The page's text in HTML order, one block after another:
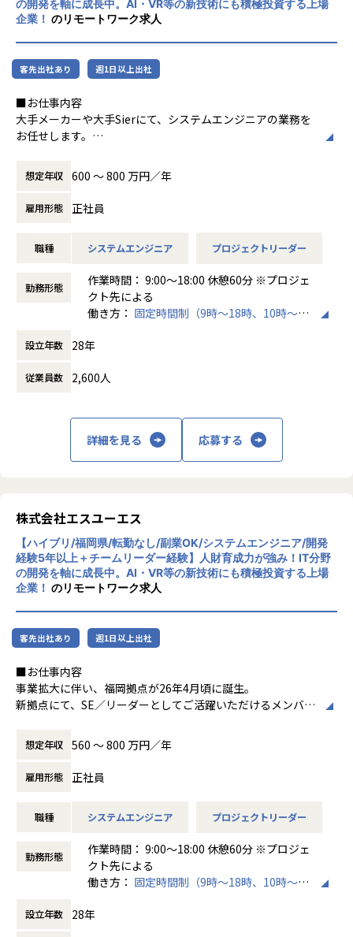
【業務の変更の範囲】
会社の規定に準ずる
の開発を軸に成長中。AI・VR等の新技術にも積極投資する上場
企業！ のリモートワーク求人
客先出社あり 週1日以上出社
■お仕事内容
大手メーカーや大手Sierにて、システムエンジニアの業務を
お任せします。
たします。
【業務内容】
＼当社チーム体制（3名～15名）での環境です／
・Webアプリ開発／PHP、Java
lin
・機械学習・RPA開発（業務自動化）／Python
・シミュレーションシステム開発／Unity、C#、VB.NET
◎メーカー様との取引がメインのため、一次請け・上流工程
・大手鉄鋼メーカー向け/Webシステムのフロント,バックエ
ンド開発(JavaScript,Python,VisualStudioCode)
・大手電機メーカー向け/生成AIシステム開発(Python)
・福祉・介護機器メーカー向け/介護用ロボットのWebアプ
(PHP,Laravel,OracleDB)
eScript,Python,React,Next.js)
・道路管理業向け/高速道路の維持管理システムの機能改修(C
#,SQL)
など
■就業環境
40～50代のエンジニアが活躍中！定年後も安心して働ける環
境です、
なお、参画いただくプロジェクト先は3名～15名のチーム体
制がほとんど。
1999年、2名から京都でスタートした当社。今では従業員約
売り上げ成長率を実現しました。
最先端IT分野をはじめ、
ソフトウェア・システム開発、機械・機構設計、電子電気回
路設計、化学・素材・バイオ分野など、幅広いフィールドで
想定年収 600 〜 800 万円／年
雇用形態 正社員
職種 システムエンジニア プロジェクトリーダー
勤務形態
作業時間： 9:00～18:00 休憩60分 ※プロジェ
クト先による
働き方： 固定時間制（9時～18時、10時～19
時間外労働の有無： 有（月平均10時間）
設立年数 28年
従業員数 2,600人
詳細を見る 応募する
株式会社エスユーエス
【ハイブリ/福岡県/転勤なし/副業OK/システムエンジニア/開発
経験5年以上＋チームリーダー経験】人財育成力が強み！IT分野
の開発を軸に成長中。AI・VR等の新技術にも積極投資する上場
企業！ のリモートワーク求人
客先出社あり 週1日以上出社
■お仕事内容
事業拡大に伴い、福岡拠点が26年4月頃に誕生。
新拠点にて、SE／リーダーとしてご活躍いただけるメンバー
大手メーカーや大手Sierにて、システムエンジニアの業務を
お任せします。
※プロジェクトはこれまでのご経験やご希望に応じて決定い
・基幹システム開発／C#、JavaScript
・Webアプリケーション開発／PHP、Java
・スマホアプリ開発／TypeScript、HTML、CSS、SQL、Kot
・機械学習・RPA開発（業務自動化）／Python
想定年収 560 〜 800 万円／年
雇用形態 正社員
職種 システムエンジニア プロジェクトリーダー
勤務形態
作業時間： 9:00～18:00 休憩60分 ※プロジェ
クト先による
働き方： 固定時間制（9時～18時、10時～19
時間外労働の有無： 有（月平均10時間）
設立年数 28年